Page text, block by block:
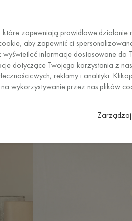
PL/EURWYBÓR
zapewniają prawidłowe działanie
aby zapewnić ci
informacje dostosowane do
dotyczące Twojego korzystania z
reklamy i analityki.
wykorzystywanie przez nas plików
Zarządzaj